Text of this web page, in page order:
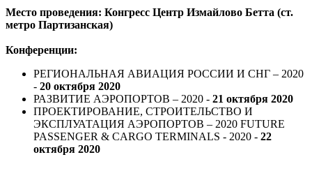
Место проведения: Конгресс Центр Измайлово Бетта (ст.
метро Партизанская)
Конференции:
РЕГИОНАЛЬНАЯ АВИАЦИЯ РОССИИ И СНГ – 2020
- 20 октября 2020
РАЗВИТИЕ АЭРОПОРТОВ – 2020 - 21 октября 2020
ПРОЕКТИРОВАНИЕ, СТРОИТЕЛЬСТВО И
ЭКСПЛУАТАЦИЯ АЭРОПОРТОВ – 2020 FUTURE
PASSENGER & CARGO TERMINALS - 2020 - 22
октября 2020